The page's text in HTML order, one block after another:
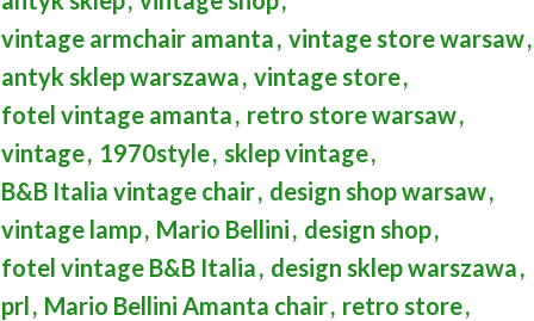
vintage armchair amanta, vintage store warsaw,
antyk sklep warszawa, vintage store,
fotel vintage amanta, retro store warsaw,
vintage, 1970style, sklep vintage,
B&B Italia vintage chair, design shop warsaw,
vintage lamp, Mario Bellini, design shop,
fotel vintage B&B Italia, design sklep warszawa,
prl, Mario Bellini Amanta chair, retro store,